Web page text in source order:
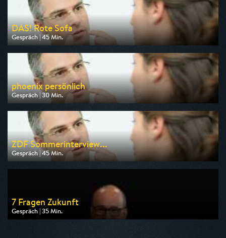
DAS! Rote Sofa
Gespräch | 45 Min.
Ausgestrahlt von NDR
am 08.08.2026, 18:45
phoenix persönlich
Gespräch | 30 Min.
Ausgestrahlt von Phoenix
am 09.08.2026, 11:30
ZDF Sommerinterview...
Gespräch | 45 Min.
Ausgestrahlt von Phoenix
am 10.08.2026, 09:15
7 Fragen Zukunft
Gespräch | 35 Min.
Ausgestrahlt von ARD alpha